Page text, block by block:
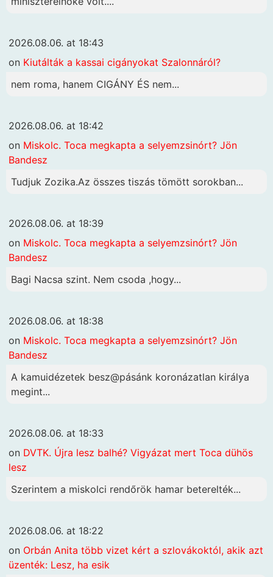
2026.08.06. at 18:43
on Kiutálták a kassai cigányokat Szalonnáról?
nem roma, hanem CIGÁNY ÉS nem...
2026.08.06. at 18:42
on Miskolc. Toca megkapta a selyemzsinórt? Jön
Bandesz
Tudjuk Zozika.Az összes tiszás tömött sorokban...
2026.08.06. at 18:39
on Miskolc. Toca megkapta a selyemzsinórt? Jön
Bandesz
Bagi Nacsa szint. Nem csoda ,hogy...
2026.08.06. at 18:38
on Miskolc. Toca megkapta a selyemzsinórt? Jön
Bandesz
A kamuidézetek besz@pásánk koronázatlan királya
megint...
2026.08.06. at 18:33
on DVTK. Újra lesz balhé? Vigyázat mert Toca dühös
lesz
Szerintem a miskolci rendőrök hamar beterelték...
2026.08.06. at 18:22
on Orbán Anita több vizet kért a szlovákoktól, akik azt
üzenték: Lesz, ha esik